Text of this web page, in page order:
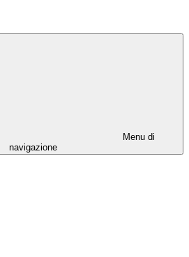
Menu di
navigazione